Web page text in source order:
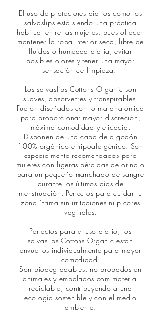
El uso de protectores diarios como los
salvaslips está siendo una práctica
habitual entre las mujeres, pues ofrecen
mantener la ropa interior seca, libre de
fluidos o humedad diaria, evitar
posibles olores y tener una mayor
sensación de limpieza.
Los salvaslips Cottons Organic son
suaves, absorventes y transpirables.
Fueron diseñados con forma anatómica
para proporcionar mayor discreción,
máxima comodidad y eficacia.
Disponen de una capa de algodón
100% orgánico e hipoalergénico. Son
especialmente recomendados para
mujeres con ligeras pérdidas de orina o
para un pequeño manchado de sangre
durante los últimos días de
menstruación. Perfectos para cuidar tu
zona íntima sin irritaciones ni picores
vaginales.
Perfectos para el uso diario, los
salvaslips Cottons Organic están
envueltos individualmente para mayor
comodidad.
Son biodegradables, no probados en
animales y embalados com material
reciclable, contribuyendo a una
ecología sostenible y con el medio
ambiente.​